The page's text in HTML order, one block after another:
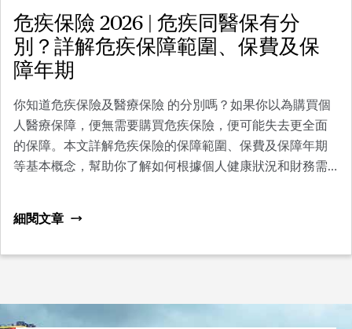
危疾保險 2026 | 危疾同醫保有分
別？詳解危疾保障範圍、保費及保
障年期
你知道危疾保險及醫療保險 的分別嗎？如果你以為購買個
人醫療保障，便無需要購買危疾保險，便可能失去更全面
的保障。本文詳解危疾保險的保障範圍、保費及保障年期
等基本概念，幫助你了解如何根據個人健康狀況和財務需
細閱文章